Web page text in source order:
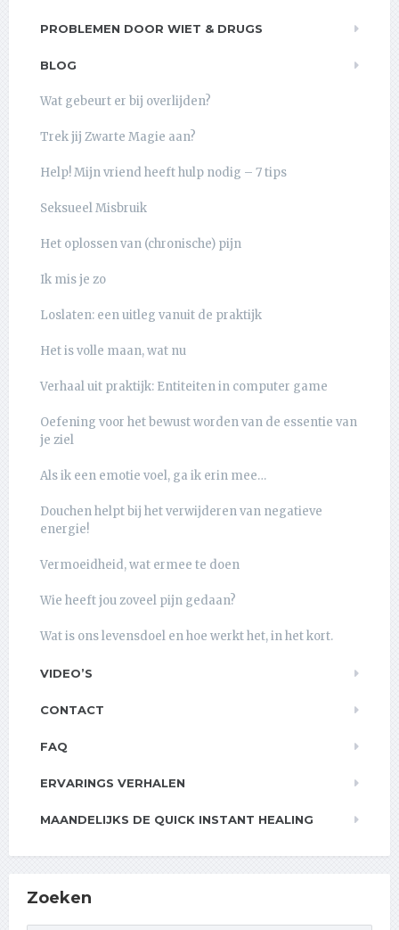
PROBLEMEN DOOR WIET & DRUGS
BLOG
Wat gebeurt er bij overlijden?
Trek jij Zwarte Magie aan?
Help! Mijn vriend heeft hulp nodig – 7 tips
Seksueel Misbruik
Het oplossen van (chronische) pijn
Ik mis je zo
Loslaten: een uitleg vanuit de praktijk
Het is volle maan, wat nu
Verhaal uit praktijk: Entiteiten in computer game
Oefening voor het bewust worden van de essentie van
je ziel
Als ik een emotie voel, ga ik erin mee…
Douchen helpt bij het verwijderen van negatieve
energie!
Vermoeidheid, wat ermee te doen
Wie heeft jou zoveel pijn gedaan?
Wat is ons levensdoel en hoe werkt het, in het kort.
VIDEO’S
CONTACT
FAQ
ERVARINGS VERHALEN
MAANDELIJKS DE QUICK INSTANT HEALING
Zoeken